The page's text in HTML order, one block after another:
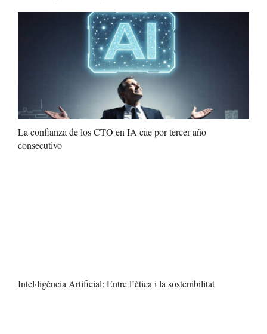
La confianza de los CTO en IA cae por tercer año
consecutivo
Intel·ligència Artificial: Entre l’ètica i la sostenibilitat